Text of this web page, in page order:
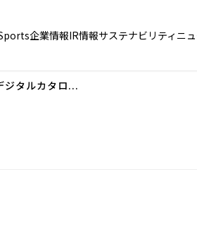
企業情報IR情報サステナビリティ ニ
ジタルカタロ...